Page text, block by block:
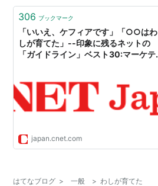
306 ブックマーク
「いいえ、ケフィアです」「○○はわ
しが育てた」--印象に残るネットの
「ガイドライン」ベスト30:マーケテ
japan.cnet.com
はてなブログ > 一般 > わしが育てた